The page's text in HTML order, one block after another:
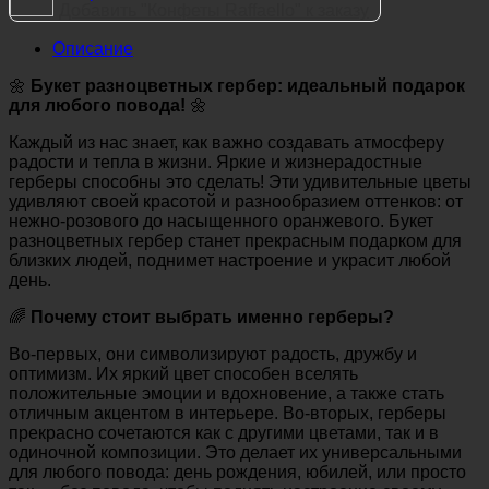
Описание
🌼 Букет разноцветных гербер: идеальный подарок
для любого повода! 🌼
Каждый из нас знает, как важно создавать атмосферу
радости и тепла в жизни. Яркие и жизнерадостные
герберы способны это сделать! Эти удивительные цветы
удивляют своей красотой и разнообразием оттенков: от
нежно-розового до насыщенного оранжевого. Букет
разноцветных гербер станет прекрасным подарком для
близких людей, поднимет настроение и украсит любой
день.
🌈 Почему стоит выбрать именно герберы?
Во-первых, они символизируют радость, дружбу и
оптимизм. Их яркий цвет способен вселять
положительные эмоции и вдохновение, а также стать
отличным акцентом в интерьере. Во-вторых, герберы
прекрасно сочетаются как с другими цветами, так и в
одиночной композиции. Это делает их универсальными
для любого повода: день рождения, юбилей, или просто